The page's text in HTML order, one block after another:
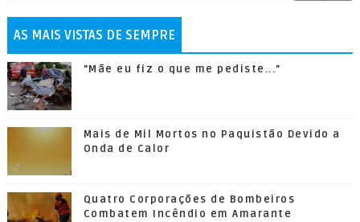
AS MAIS VISTAS DE SEMPRE
"Mãe eu fiz o que me pediste..."
Mais de Mil Mortos no Paquistão Devido a
Onda de Calor
Quatro Corporações de Bombeiros
Combatem Incêndio em Amarante